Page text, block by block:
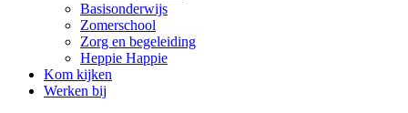
Basisonderwijs
Zomerschool
Zorg en begeleiding
Heppie Happie
Kom kijken
Werken bij